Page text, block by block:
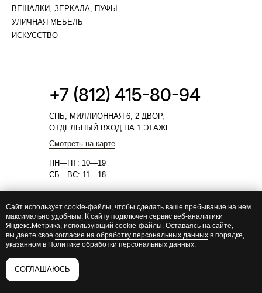
ИСКУССТВО
УЛИЧНАЯ МЕБЕЛЬ
ВЕШАЛКИ, ЗЕРКАЛА, ПУФЫ
СОГЛАСИЕ НА ОБРАБОТКУ
ПОЛИТИКА
КОНФИДЕНЦИАЛЬНОСТИ
ПОЛИТИКА В ОТНОШЕНИИ
ОБРАБОТКИ ПЕРСОНАЛЬНЫХ
ДАННЫХ
СПБ, МИЛЛИОННАЯ 6, 2 ДВОР,
ОТДЕЛЬНЫЙ ВХОД НА 1 ЭТАЖЕ
Смотреть на карте
ПН—ПТ: 10—19
СБ—ВС: 11—18
+7 (812) 415-80-94
Сайт использует cookie-файлы, чтобы сделать ваше пребывание на нем
максимально удобным. К cайту подключен сервис веб-аналитики
Яндекс.Метрика, использующий cookie-файлы. Оставаясь на сайте,
вы даете свое согласие на обработку персональных данных в порядке,
указанном в Политике обработки персональных данных.
СОГЛАШАЮСЬ